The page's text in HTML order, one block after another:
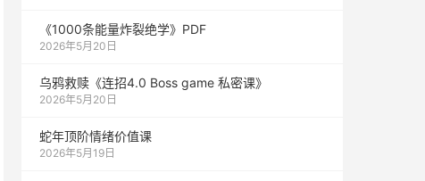
《1000‮能条‬‎量‮裂炸‬‎绝学》PDF
2026年5月20日
乌鸦救赎《连招4.0 Boss game 私密课》
2026年5月20日
蛇年顶阶情绪价值课
2026年5月19日